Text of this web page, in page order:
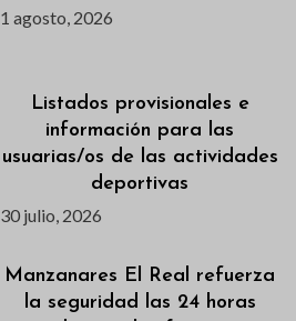
1 agosto, 2026
Listados provisionales e
información para las
usuarias/os de las actividades
deportivas
30 julio, 2026
Manzanares El Real refuerza
la seguridad las 24 horas